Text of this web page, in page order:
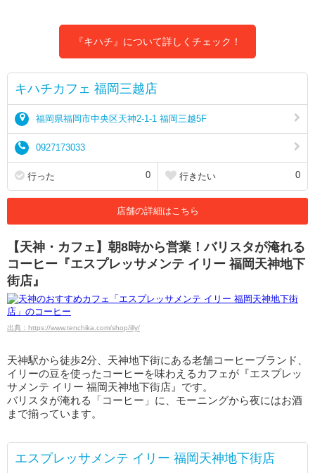
『キハチ』について詳しくチェック！
キハチカフェ 福岡三越店
福岡県福岡市中央区天神2-1-1 福岡三越5F
0927173033
行った 0 行きたい 0
店舗の詳細はこちら
【天神・カフェ】朝8時から営業！バリスタが淹れる
コーヒー『エスプレッサメンテ イリー 福岡天神地下
街店』
出典：https://www.tenchika.com/shop/illy/
天神駅から徒歩2分、天神地下街にある老舗コーヒーブランド、
イリーの豆を使ったコーヒーを味わえるカフェが『エスプレッ
サメンテ イリー 福岡天神地下街店』です。
バリスタが淹れる「コーヒー」に、モーニングから夜にはお酒
まで揃っています。
エスプレッサメンテ イリー 福岡天神地下街店